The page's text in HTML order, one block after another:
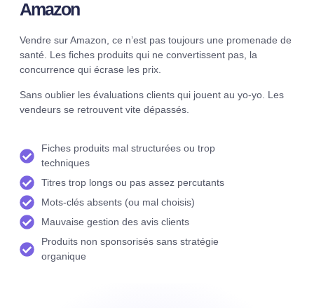
Amazon
Vendre sur Amazon, ce n’est pas toujours une promenade de
santé. Les fiches produits qui ne convertissent pas, la
concurrence qui écrase les prix.
Sans oublier les évaluations clients qui jouent au yo-yo. Les
vendeurs se retrouvent vite dépassés.
Fiches produits mal structurées ou trop
techniques
Titres trop longs ou pas assez percutants
Mots-clés absents (ou mal choisis)
Mauvaise gestion des avis clients
Produits non sponsorisés sans stratégie
organique